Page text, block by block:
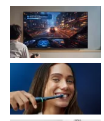
OFFERTE